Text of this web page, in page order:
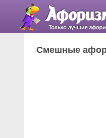
Смешные